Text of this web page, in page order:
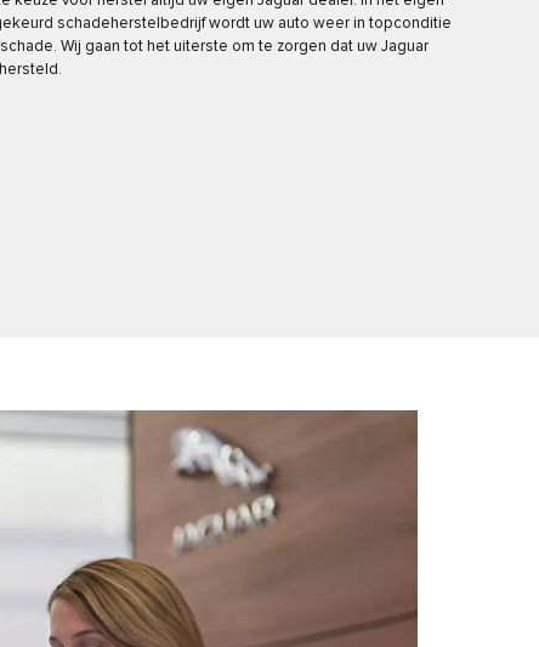
schadeherstelbedrijf wordt uw auto weer in topconditie
Wij gaan tot het uiterste om te zorgen dat uw Jaguar